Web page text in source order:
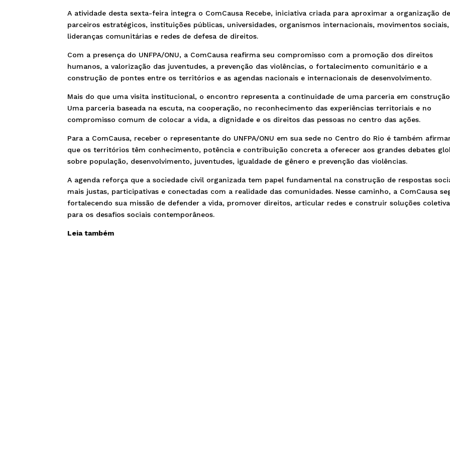
A atividade desta sexta-feira integra o ComCausa Recebe, iniciativa criada para aproximar a organização de
parceiros estratégicos, instituições públicas, universidades, organismos internacionais, movimentos sociais,
lideranças comunitárias e redes de defesa de direitos.
Com a presença do UNFPA/ONU, a ComCausa reafirma seu compromisso com a promoção dos direitos
humanos, a valorização das juventudes, a prevenção das violências, o fortalecimento comunitário e a
construção de pontes entre os territórios e as agendas nacionais e internacionais de desenvolvimento.
Mais do que uma visita institucional, o encontro representa a continuidade de uma parceria em
Uma parceria baseada na escuta, na cooperação, no reconhecimento das experiências territoriais e no
compromisso comum de colocar a vida, a dignidade e os direitos das pessoas no centro das ações.
Para a ComCausa, receber o representante do UNFPA/ONU em sua sede no Centro do Rio é também
que os territórios têm conhecimento, potência e contribuição concreta a oferecer aos grandes debates
sobre população, desenvolvimento, juventudes, igualdade de gênero e prevenção das violências.
A agenda reforça que a sociedade civil organizada tem papel fundamental na construção de respostas
mais justas, participativas e conectadas com a realidade das comunidades. Nesse caminho, a ComCausa
fortalecendo sua missão de defender a vida, promover direitos, articular redes e construir soluções
para os desafios sociais contemporâneos.
Leia também